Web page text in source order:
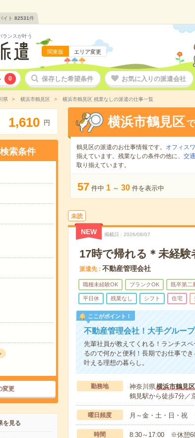
イト 82531件
ランスが叶う
関東版 エリア変更
0 保存した希望条件 お気に入りの派遣会社
県 横浜市鶴見区 横浜市鶴見区 残業なしの派遣の仕事一覧
1,610 円
索条件
変更
を見る
横浜市鶴見区 で
鶴見区の派遣のお仕事情報です。 オフィス
揃えています。残業なしの条件の他に、 交
取り揃えています。
57 件中 1 ～ 30 件を表示中
未読
NEW 掲載日 2026/08/07
17時で帰れる＊未経
派遣先 不動産管理会社
職種未経験OK ブランクOK 既卒第二
平日休 残業なし シフト 住宅
ここがポイント！
不動産管理会社！大手グルー
先輩社員が教えてくれる！ランチス
るので何かと便利！長期でお仕事で
叶える理想の暮らし。
勤務地 神奈川県横浜市鶴見区
鶴見駅から徒歩7分／
曜日頻度 月～金・土・日・祝
時間 8:30～17:00 ※休憩60